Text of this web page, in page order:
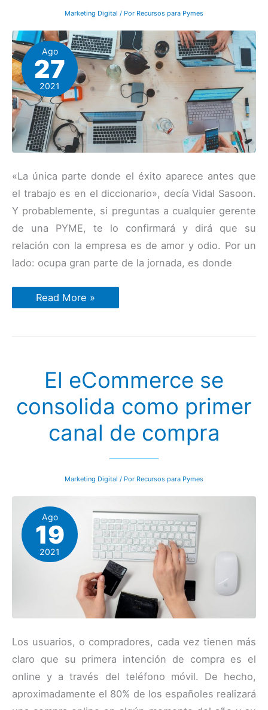
Marketing Digital / Por Recursos para Pymes
Ago
27
2021
«La única parte donde el éxito aparece antes que
el trabajo es en el diccionario», decía Vidal Sasoon.
Y probablemente, si preguntas a cualquier gerente
de una PYME, te lo confirmará y dirá que su
relación con la empresa es de amor y odio. Por un
lado: ocupa gran parte de la jornada, es donde
Top
6
para
en
Read More »
El eCommerce se
consolida como primer
canal de compra
Marketing Digital / Por Recursos para Pymes
Ago
19
2021
Los usuarios, o compradores, cada vez tienen más
claro que su primera intención de compra es el
online y a través del teléfono móvil. De hecho,
aproximadamente el 80% de los españoles realizará